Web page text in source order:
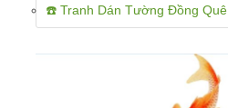
☎️ Tranh Dán Tường Đồng Quê